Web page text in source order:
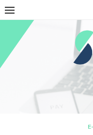
Skip
to
content